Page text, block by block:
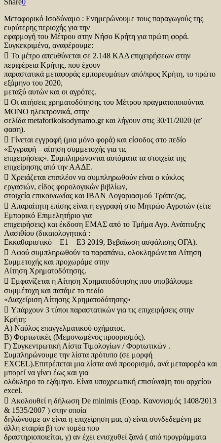
Μεταφορικό Ισοδύναμο : Ενημερώνουμε τους παραγωγούς της
ευρύτερης περιοχής για την
εφαρμογή του Μέτρου στην Νήσο Κρήτη για πρώτη φορά.
Συγκεκριμένα, αναφέρουμε:
 Το μέτρο απευθύνεται σε 2.148 ΚΑΔ επιχειρήσεων στην
περιφέρεια Κρήτης, που έχουν
παραστατικά μεταφοράς εμπορευμάτων από/προς Κρήτη, το πρώτο
εξάμηνο του 2020,
μεταξύ αυτών και οι αγρότες.
 Οι αιτήσεις χρηματοδότησης του Μέτρου πραγματοποιούνται
ΜΟΝΟ ηλεκτρονικά, στην
σελίδα metaforikoisodynamo.gr και λήγουν στις 30/11/2020 (α’
φαση).
 Γίνεται εγγραφή (μια μόνο φορά) και είσοδος στο πεδίο
«Εγγραφή – αίτηση συμμετοχής για τις
επιχειρήσεις». Συμπληρώνονται αυτόματα τα στοιχεία της
επιχείρησης από την ΑΑΔΕ.
 Χρειάζεται επιπλέον να συμπληρωθούν είναι ο κύκλος
εργασιών, είδος φορολογικών βιβλίων,
στοιχεία επικοινωνίας και IBAN Λογαριασμού Τράπεζας,
 Απαραίτητη επίσης είναι η εγγραφή στο Μητρώο Αγροτών (είτε
Εμπορικό Επιμελητήριο για
επιχειρήσεις) και έκδοση ΕΜΑΣ από το Τμήμα Αγρ. Ανάπτυξης
Λασιθίου (δικαιολογητικά :
Εκκαθαριστικό – Ε1 – Ε3 2019, Βεβαίωση ασφάλισης ΟΓΑ).
 Αφού συμπληρωθούν τα παραπάνω, ολοκληρώνεται Αίτηση
Συμμετοχής και προχωράμε στην
Αίτηση Χρηματοδότησης.
 Εμφανίζεται η Αίτηση Χρηματοδότησης που υποβάλουμε
συμμέτοχη και πατάμε το πεδίο
«Διαχείριση Αίτησης Χρηματοδότησης»
 Υπάρχουν 3 τύποι παραστατικών για τις επιχειρήσεις στην
Κρήτη:
Α) Ναύλος επαγγελματικού οχήματος.
Β) Φορτωτικές (Μεμονωμένος προορισμός).
Γ) Συγκεντρωτική Λίστα Τιμολογίων / Φορτωτικών .
Συμπληρώνουμε την λίστα πρότυπο (σε μορφή
EXCEL).Επιτρέπεται μια λίστα ανά προορισμό, ανά μεταφορέα και
μπορεί να γίνει έως και για
ολόκληρο το εξάμηνο. Είναι υποχρεωτική επισύναψη του αρχείου
excel.
 Ακολουθεί η δήλωση De minimis (Εφαρ. Κανονισμός 1408/2013
& 1535/2007 ) στην οποία
δηλώνουμε αν είναι η επιχείρηση μας α) είναι συνδεδεμένη με
άλλη εταιρία β) τον τομέα που
δραστηριοποιείται, γ) αν έχει ενισχυθεί ξανά ( από προγράμματα